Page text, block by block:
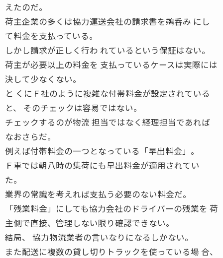
えたのだ。
荷主企業の多くは協力運送会社の請求書を鵜呑み にし
て料金を支払っている。
しかし請求が正しく行わ れているという保証はない。
荷主が必要以上の料金を 支払っているケースは実際には
決して少なくない。
と くにＦ社のように複雑な付帯料金が設定されている
と、 そのチェックは容易ではない。
チェックするのが物流 担当ではなく経理担当であれば
なおさらだ。
例えば付帯料金の一つとなっている「早出料金」。
Ｆ車では朝八時の集荷にも早出料金が適用されてい
た。
業界の常識を考えれば支払う必要のない料金だ。
「残業料金」にしても協力会社のドライバーの残業を 荷
主側で直接、管理しない限り確認できない。
結局、 協力物流業者の言いなりになるしかない。
また配送に複数の貸し切りトラックを使っている場 合、